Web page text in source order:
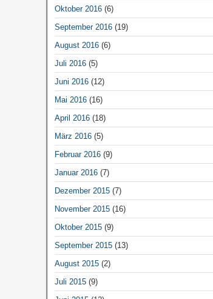
Oktober 2016(6)
September 2016(19)
August 2016(6)
Juli 2016(5)
Juni 2016(12)
Mai 2016(16)
April 2016(18)
März 2016(5)
Februar 2016(9)
Januar 2016(7)
Dezember 2015(7)
November 2015(16)
Oktober 2015(9)
September 2015(13)
August 2015(2)
Juli 2015(9)